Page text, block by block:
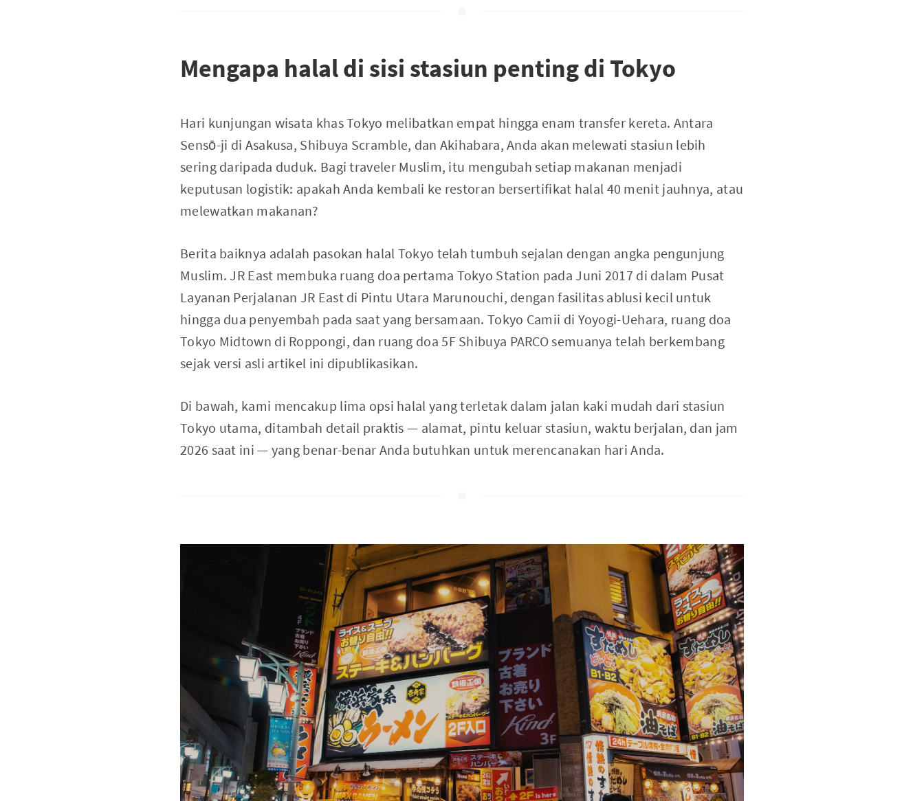
Mengapa halal di sisi stasiun penting di Tokyo
Hari kunjungan wisata khas Tokyo melibatkan empat hingga enam transfer kereta. Antara
Sensō-ji di Asakusa, Shibuya Scramble, dan Akihabara, Anda akan melewati stasiun lebih
sering daripada duduk. Bagi traveler Muslim, itu mengubah setiap makanan menjadi
keputusan logistik: apakah Anda kembali ke restoran bersertifikat halal 40 menit jauhnya, atau
melewatkan makanan?
Berita baiknya adalah pasokan halal Tokyo telah tumbuh sejalan dengan angka pengunjung
Muslim. JR East membuka ruang doa pertama Tokyo Station pada Juni 2017 di dalam Pusat
Layanan Perjalanan JR East di Pintu Utara Marunouchi, dengan fasilitas ablusi kecil untuk
hingga dua penyembah pada saat yang bersamaan. Tokyo Camii di Yoyogi-Uehara, ruang doa
Tokyo Midtown di Roppongi, dan ruang doa 5F Shibuya PARCO semuanya telah berkembang
sejak versi asli artikel ini dipublikasikan.
Di bawah, kami mencakup lima opsi halal yang terletak dalam jalan kaki mudah dari stasiun
Tokyo utama, ditambah detail praktis — alamat, pintu keluar stasiun, waktu berjalan, dan jam
2026 saat ini — yang benar-benar Anda butuhkan untuk merencanakan hari Anda.